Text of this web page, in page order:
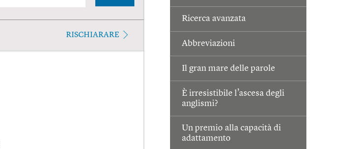
Ricerca avanzata
Abbreviazioni
Il gran mare delle parole
È irresistibile l’ascesa degli
anglismi?
Un premio alla capacità di
adattamento
RISCHIARARE